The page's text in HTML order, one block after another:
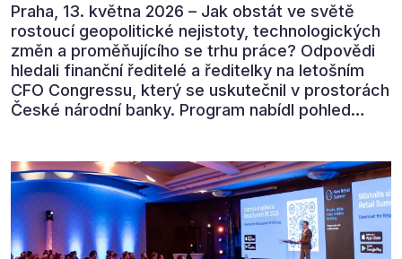
Praha, 13. května 2026 – Jak obstát ve světě
rostoucí geopolitické nejistoty, technologických
změn a proměňujícího se trhu práce? Odpovědi
hledali finanční ředitelé a ředitelky na letošním
CFO Congressu, který se uskutečnil v prostorách
České národní banky. Program nabídl pohled
automatizaci, leadership i budoucnost role CFO.